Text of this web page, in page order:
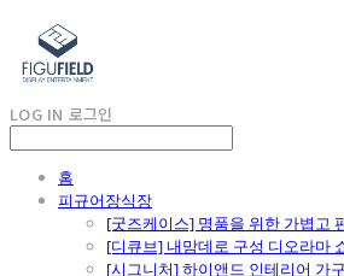
LOG IN 로그인
홈
피규어장식장
[굿즈케이스] 명품을 위한 가볍고
[디큐브] 내맘데로 구성 디오라마
[시그니처] 하이앤드 인테리어 가구